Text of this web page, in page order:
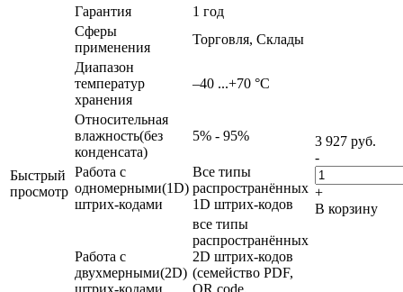
Быстрый
просмотр
Гарантия
1 год
Сферы
применения
Торговля, Склады
Диапазон
температур
хранения
–40 ...+70 °C
Относительная
влажность(без
конденсата)
5% - 95%
Работа с
одномерными(1D)
штрих-кодами
Все типы
распространённых
1D штрих-кодов
Работа с
двухмерными(2D)
штрих-кодами
все типы
распространённых
2D штрих-кодов
(семейство PDF,
QR code,
3 927 руб.
-
+
В корзину